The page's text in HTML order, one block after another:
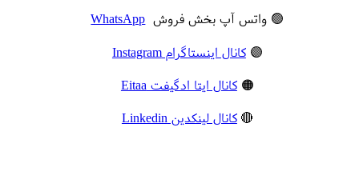
🟢 واتس آپ بخش فروش WhatsApp
🟣کانال اینستاگرام Instagram
🟠کانال ایتا ادگیفت Eitaa
🔴 کانال لینکدین Linkedin